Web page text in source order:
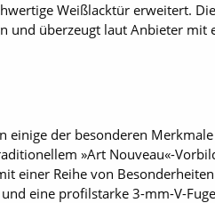
Weißlacktür erweitert.
und überzeugt laut Anbieter mit
der besonderen
»Art Nouveau«-
einer Reihe von
eine profilstarke 3-mm-V-